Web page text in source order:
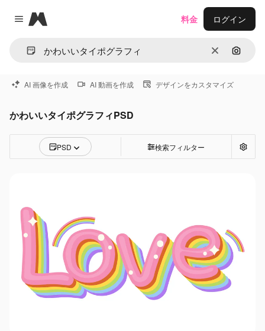
Close menu
Magnific
消去 画像で
料金 ログイン
AI 画像を作成 AI 動画を作成 デザインをカスタマイズ
かわいいタイポグラフィPSD
PSD 検索フィルター